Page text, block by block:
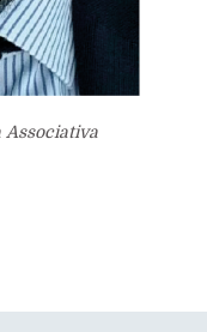
Associativa